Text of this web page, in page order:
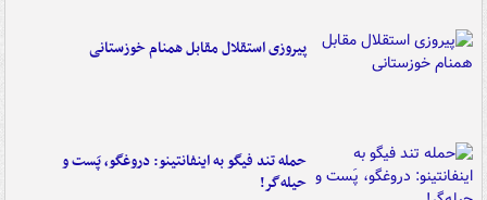
پیروزی استقلال مقابل همنام خوزستانی
حمله تند فیگو به اینفانتینو: دروغگو، پَست‌ و
حیله‌گر!